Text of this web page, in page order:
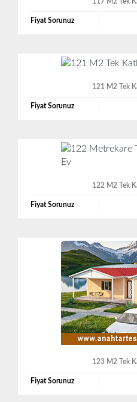
Fiyat Sorunuz
121 M2 Tek
Fiyat Sorunuz
122 M2 Tek
Fiyat Sorunuz
123 M2 Tek
Fiyat Sorunuz